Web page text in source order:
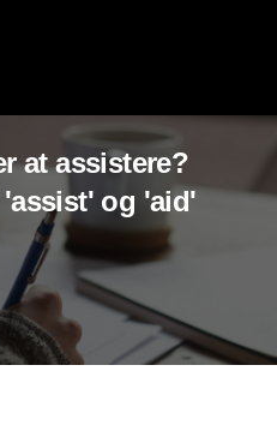
at assistere?
og 'aid'